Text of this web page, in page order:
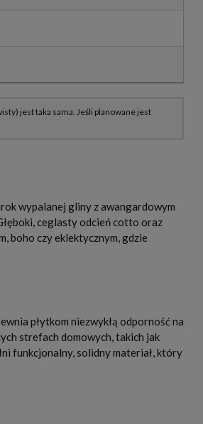
wypalanej gliny z awangardowym
ceglasty odcień cotto oraz
boho czy eklektycznym, gdzie
płytkom niezwykłą odporność na
strefach domowych, takich jak
funkcjonalny, solidny materiał, który